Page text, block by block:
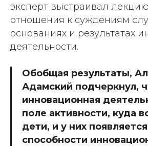
эксперт выстраивал
отношения к суждениям
основаниях и результатах
деятельности.
Обобщая результаты,
Адамский подчеркнул,
инновационная
поле активности, куда
дети, и у них
способности